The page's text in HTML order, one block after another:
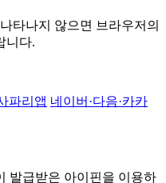
타나지 않으면 브라우저의
니다.
파리앱 네이버·다음·카카
발급받은 아이핀을 이용하